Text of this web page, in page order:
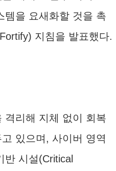
템을 요새화할 것을 촉
지침을 발표했다.
격리해 지체 없이 회복
있으며, 사이버 영역
반 시설(Critical